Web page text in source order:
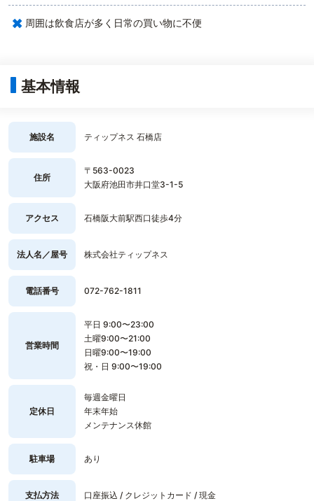
× 周囲は飲食店が多く日常の買い物に不便
基本情報
施設名 ティップネス 石橋店
住所
〒563-0023
大阪府池田市井口堂3-1-5
アクセス 石橋阪大前駅西口徒歩4分
法人名／屋号 株式会社ティップネス
電話番号 072-762-1811
営業時間
平日 9:00〜23:00
土曜9:00〜21:00
日曜9:00〜19:00
祝・日 9:00〜19:00
定休日
毎週金曜日
年末年始
メンテナンス休館
駐車場 あり
支払方法 口座振込 / クレジットカード / 現金